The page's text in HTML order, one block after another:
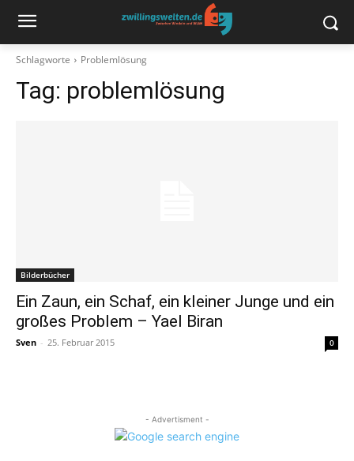
Schlagworte Problemlösung
Tag: problemlösung
Bilderbücher
Ein Zaun, ein Schaf, ein kleiner Junge und ein
großes Problem – Yael Biran
Sven - 25. Februar 2015 0
- Advertisment -